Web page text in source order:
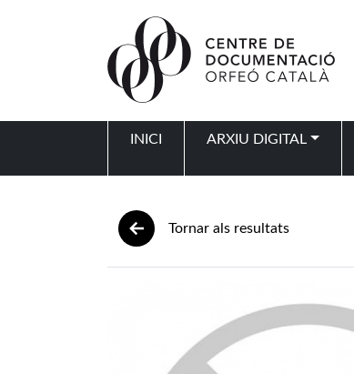
INICI ARXIU DIGITAL
Tornar als resultats